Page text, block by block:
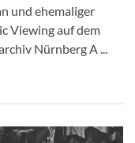
und ehemaliger
Viewing auf dem
Nürnberg A ...